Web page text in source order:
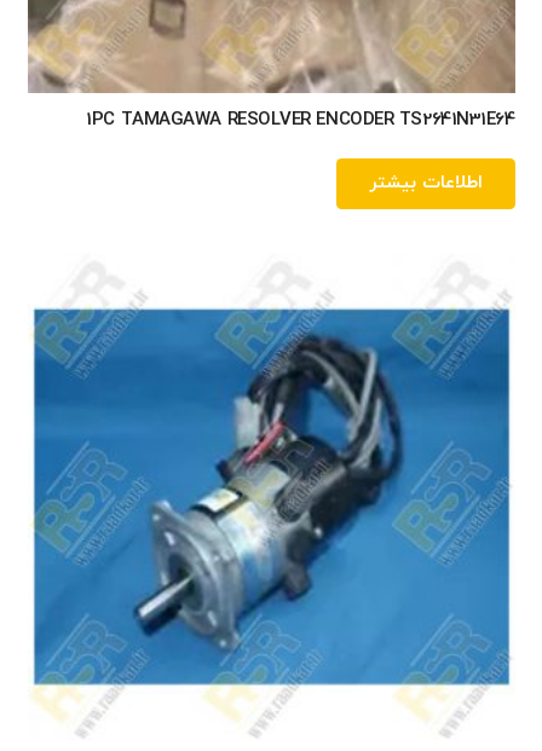
1PC TAMAGAWA RESOLVER ENCODER TS2641N31E64
اطلاعات بیشتر